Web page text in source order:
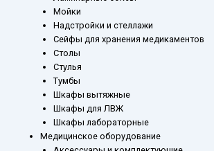
Мойки
Надстройки и стеллажи
Сейфы для хранения медикаментов
Столы
Стулья
Тумбы
Шкафы вытяжные
Шкафы для ЛВЖ
Шкафы лабораторные
Медицинское оборудование